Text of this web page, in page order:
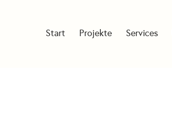
Start Projekte Services